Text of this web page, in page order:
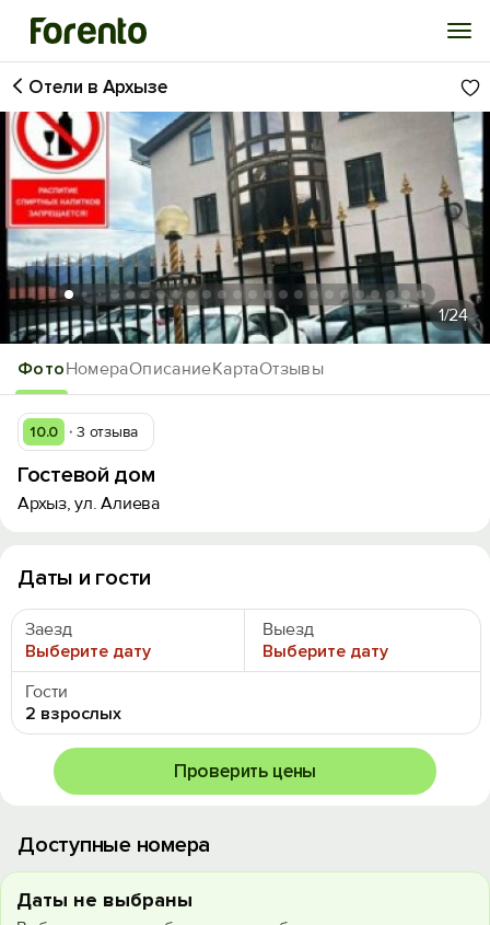
Войти
Избранное
История просмотра
Добавить свой объект
ФотоНомераОписаниеКартаОтзывы
Отели в Архызе
1/24
10.0 3 отзыва
Гостевой дом
Архыз, ул. Алиева
Даты и гости
Заезд
Выберите дату
Выезд
Выберите дату
Гости
2 взрослых
Проверить цены
Доступные номера
Даты не выбраны